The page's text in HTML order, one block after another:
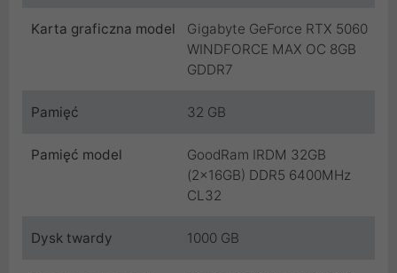
Karta graficzna model
Gigabyte GeForce RTX 5060
WINDFORCE MAX OC 8GB
GDDR7
Pamięć 32 GB
Pamięć model
GoodRam IRDM 32GB
(2x16GB) DDR5 6400MHz
CL32
Dysk twardy 1000 GB